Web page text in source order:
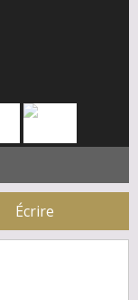
Écrire